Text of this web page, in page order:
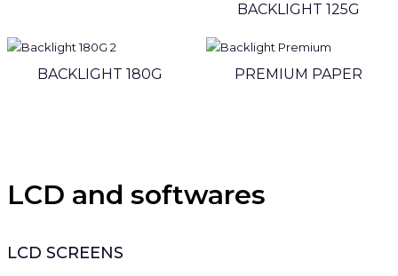
BACKLIGHT 125G
BACKLIGHT 180G PREMIUM PAPER
LCD and softwares
LCD SCREENS